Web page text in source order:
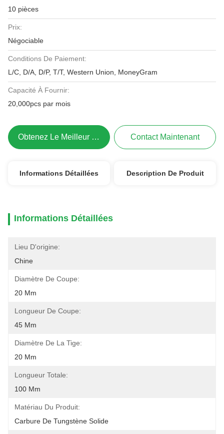
10 pièces
Prix:
Négociable
Conditions De Paiement:
L/C, D/A, D/P, T/T, Western Union, MoneyGram
Capacité À Fournir:
20,000pcs par mois
Obtenez Le Meilleur Prix Contact Maintenant
Informations Détaillées Description De Produit
Informations Détaillées
Lieu D'origine:
Chine
Diamètre De Coupe:
20 Mm
Longueur De Coupe:
45 Mm
Diamètre De La Tige:
20 Mm
Longueur Totale:
100 Mm
Matériau Du Produit:
Carbure De Tungstène Solide